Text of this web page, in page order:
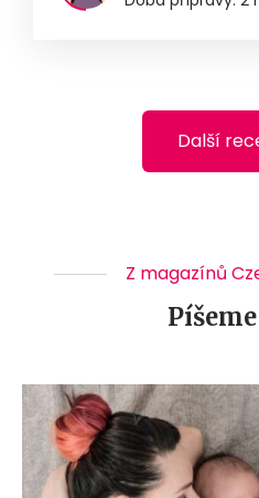
Další
Z magazínů